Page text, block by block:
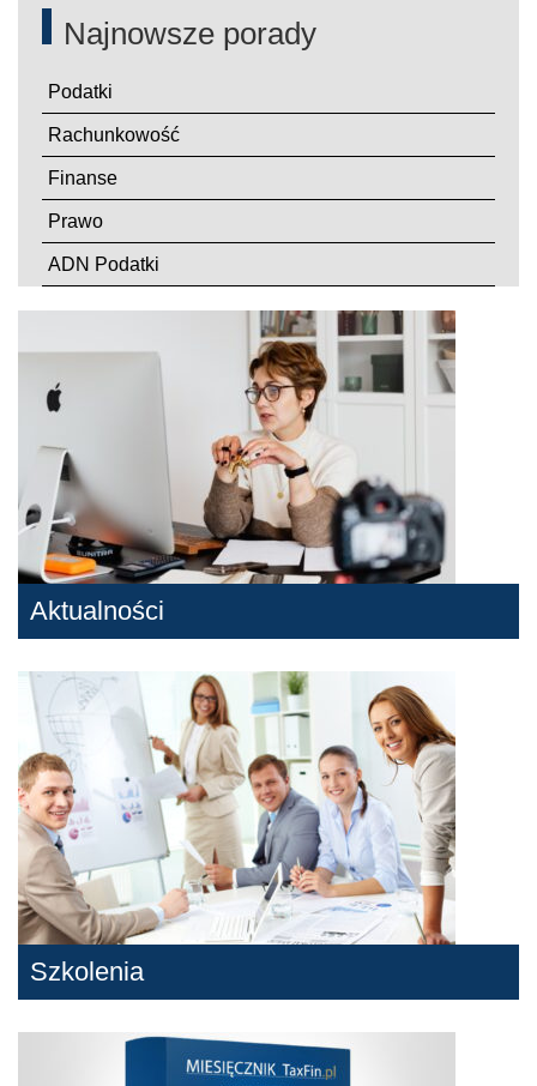
Najnowsze porady
Podatki
Rachunkowość
Finanse
Prawo
ADN Podatki
Aktualności
Szkolenia